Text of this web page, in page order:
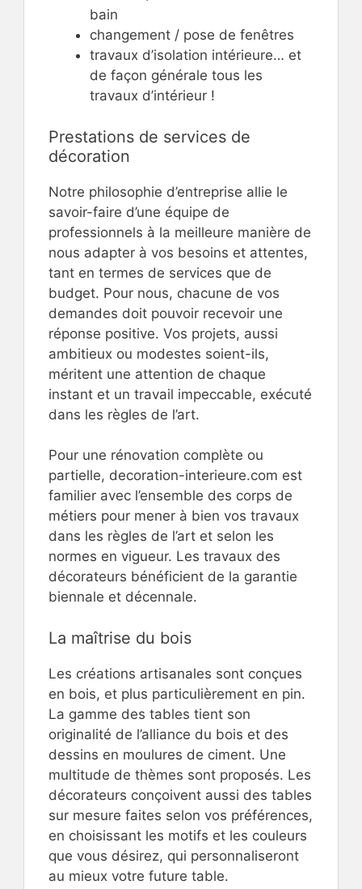
bain
changement / pose de fenêtres
travaux d’isolation intérieure… et
de façon générale tous les
travaux d’intérieur !
Prestations de services de
décoration
Notre philosophie d’entreprise allie le
savoir-faire d’une équipe de
professionnels à la meilleure manière de
nous adapter à vos besoins et attentes,
tant en termes de services que de
budget. Pour nous, chacune de vos
demandes doit pouvoir recevoir une
réponse positive. Vos projets, aussi
ambitieux ou modestes soient-ils,
méritent une attention de chaque
instant et un travail impeccable, exécuté
dans les règles de l’art.
Pour une rénovation complète ou
partielle, decoration-interieure.com est
familier avec l’ensemble des corps de
métiers pour mener à bien vos travaux
dans les règles de l’art et selon les
normes en vigueur. Les travaux des
décorateurs bénéficient de la garantie
biennale et décennale.
La maîtrise du bois
Les créations artisanales sont conçues
en bois, et plus particulièrement en pin.
La gamme des tables tient son
originalité de l’alliance du bois et des
dessins en moulures de ciment. Une
multitude de thèmes sont proposés. Les
décorateurs conçoivent aussi des tables
sur mesure faites selon vos préférences,
en choisissant les motifs et les couleurs
que vous désirez, qui personnaliseront
au mieux votre future table.